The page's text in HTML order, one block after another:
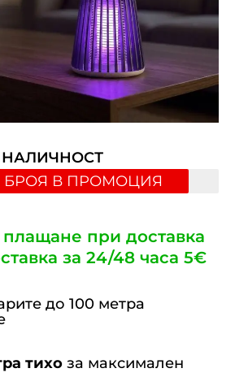
БРОЯ В ПРОМОЦИЯ
при доставка
за 24/48 часа 5€
до 100 метра
тихо за максимален